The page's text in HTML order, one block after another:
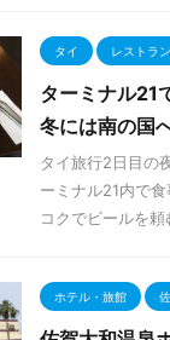
タイ レストラ
ターミナル21
冬には南の国
タイ旅行2日目の
ーミナル21内で
コクでビールを
ホテル・旅館